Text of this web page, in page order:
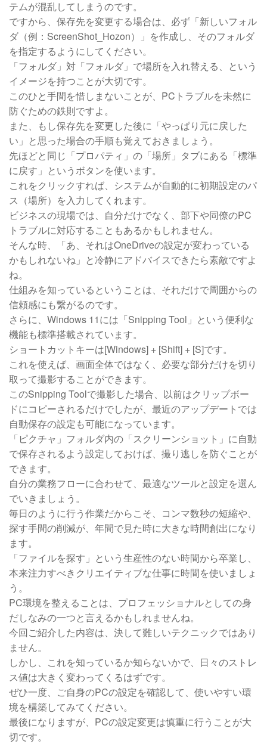
テムが混乱してしまうのです。
ですから、保存先を変更する場合は、必ず「新しいフォル
ダ（例：ScreenShot_Hozon）」を作成し、そのフォルダ
を指定するようにしてください。
「フォルダ」対「フォルダ」で場所を入れ替える、という
イメージを持つことが大切です。
このひと手間を惜しまないことが、PCトラブルを未然に
防ぐための鉄則ですよ。
また、もし保存先を変更した後に「やっぱり元に戻した
い」と思った場合の手順も覚えておきましょう。
先ほどと同じ「プロパティ」の「場所」タブにある「標準
に戻す」というボタンを使います。
これをクリックすれば、システムが自動的に初期設定のパ
ス（場所）を入力してくれます。
ビジネスの現場では、自分だけでなく、部下や同僚のPC
トラブルに対応することもあるかもしれません。
そんな時、「あ、それはOneDriveの設定が変わっている
かもしれないね」と冷静にアドバイスできたら素敵ですよ
ね。
仕組みを知っているということは、それだけで周囲からの
信頼感にも繋がるのです。
さらに、Windows 11には「Snipping Tool」という便利な
機能も標準搭載されています。
ショートカットキーは[Windows] + [Shift] + [S]です。
これを使えば、画面全体ではなく、必要な部分だけを切り
取って撮影することができます。
このSnipping Toolで撮影した場合、以前はクリップボー
ドにコピーされるだけでしたが、最近のアップデートでは
自動保存の設定も可能になっています。
「ピクチャ」フォルダ内の「スクリーンショット」に自動
で保存されるよう設定しておけば、撮り逃しを防ぐことが
できます。
自分の業務フローに合わせて、最適なツールと設定を選ん
でいきましょう。
毎日のように行う作業だからこそ、コンマ数秒の短縮や、
探す手間の削減が、年間で見た時に大きな時間創出になり
ます。
「ファイルを探す」という生産性のない時間から卒業し、
本来注力すべきクリエイティブな仕事に時間を使いましょ
う。
PC環境を整えることは、プロフェッショナルとしての身
だしなみの一つと言えるかもしれませんね。
今回ご紹介した内容は、決して難しいテクニックではあり
ません。
しかし、これを知っているか知らないかで、日々のストレ
ス値は大きく変わってくるはずです。
ぜひ一度、ご自身のPCの設定を確認して、使いやすい環
境を構築してみてください。
最後になりますが、PCの設定変更は慎重に行うことが大
切です。